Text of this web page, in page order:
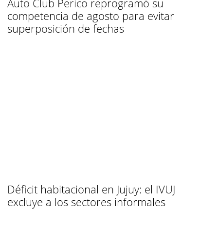
Auto Club Perico reprogramó su
competencia de agosto para evitar
superposición de fechas
Déficit habitacional en Jujuy: el IVUJ
excluye a los sectores informales